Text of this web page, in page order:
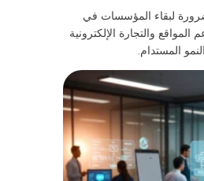
لبقاء المؤسسات في
والتجارة الإلكترونية
المستدام.